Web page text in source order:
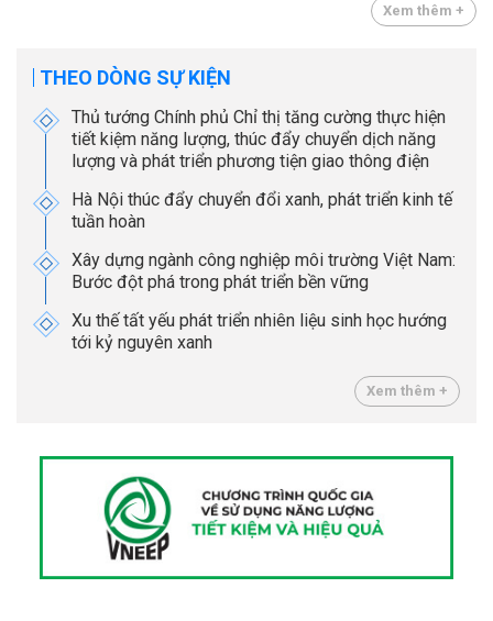
Xem thêm +
THEO DÒNG SỰ KIỆN
Thủ tướng Chính phủ Chỉ thị tăng cường thực hiện
tiết kiệm năng lượng, thúc đẩy chuyển dịch năng
lượng và phát triển phương tiện giao thông điện
Hà Nội thúc đẩy chuyển đổi xanh, phát triển kinh tế
tuần hoàn
Xây dựng ngành công nghiệp môi trường Việt Nam:
Bước đột phá trong phát triển bền vững
Xu thế tất yếu phát triển nhiên liệu sinh học hướng
tới kỷ nguyên xanh
Xem thêm +